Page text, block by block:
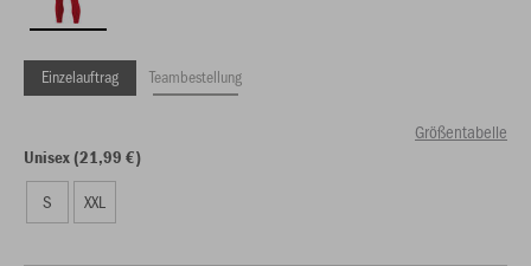
Einzelauftrag Teambestellung
Größentabelle
Unisex (21,99 €)
S XXL